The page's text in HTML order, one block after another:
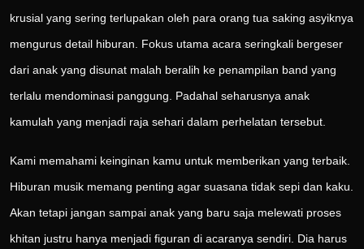
krusial yang sering terlupakan oleh para orang tua saking asyiknya
mengurus detail hiburan. Fokus utama acara seringkali bergeser
dari anak yang disunat malah beralih ke penampilan band yang
terlalu mendominasi panggung. Padahal seharusnya anak
kamulah yang menjadi raja sehari dalam perhelatan tersebut.
Kami memahami keinginan kamu untuk memberikan yang terbaik.
Hiburan musik memang penting agar suasana tidak sepi dan kaku.
Akan tetapi jangan sampai anak yang baru saja melewati proses
khitan justru hanya menjadi figuran di acaranya sendiri. Dia harus